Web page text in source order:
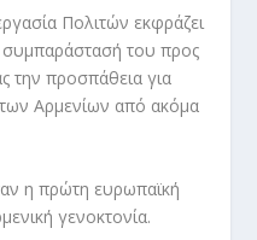
Πολιτών εκφράζει
συμπαράστασή του προς
την προσπάθεια για
Αρμενίων από ακόμα
η πρώτη ευρωπαϊκή
γενοκτονία.